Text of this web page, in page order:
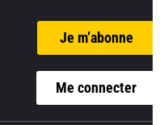
Je m’abonne
Me connecter